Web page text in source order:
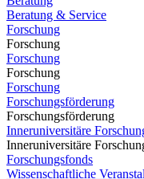
Beratung & Service
Forschung
Forschung
Forschung
Forschung
Forschung
Forschungsförderung
Forschungsförderung
Inneruniversitäre
Inneruniversitäre
Forschungsfonds
Wissenschaftliche